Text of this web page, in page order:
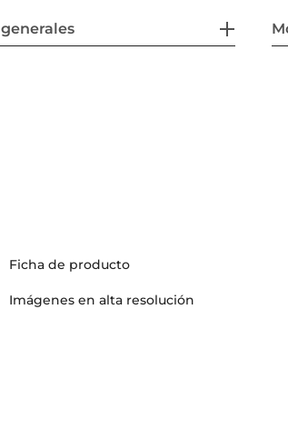
Ficha de producto
Imágenes en alta resolución